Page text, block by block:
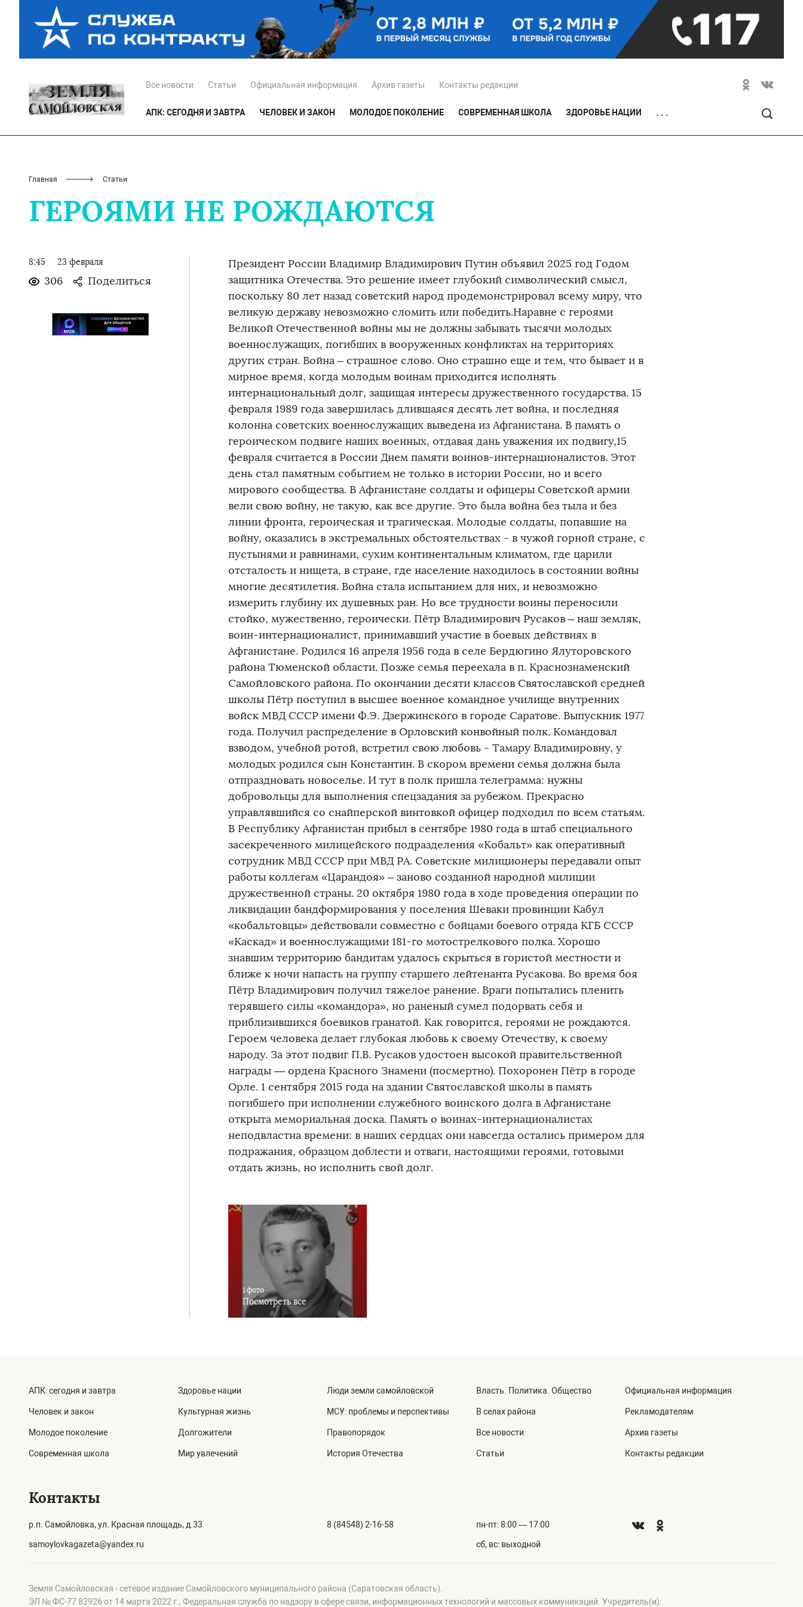
Все новости Статьи Официальная информация Архив газеты Контакты редакции
АПК: СЕГОДНЯ И ЗАВТРА ЧЕЛОВЕК И ЗАКОН МОЛОДОЕ ПОКОЛЕНИЕ СОВРЕМЕННАЯ ШКОЛА ЗДОРОВЬЕ НАЦИИ . . .
Главная Статьи
ГЕРОЯМИ НЕ РОЖДАЮТСЯ
8:45 23 февраля
306 Поделиться
Президент России Владимир Владимирович Путин объявил 2025 год Годом
защитника Отечества. Это решение имеет глубокий символический смысл,
поскольку 80 лет назад советский народ продемонстрировал всему миру, что
великую державу невозможно сломить или победить.Наравне с героями
Великой Отечественной войны мы не должны забывать тысячи молодых
военнослужащих, погибших в вооруженных конфликтах на территориях
других стран. Война – страшное слово. Оно страшно еще и тем, что бывает и в
мирное время, когда молодым воинам приходится исполнять
интернациональный долг, защищая интересы дружественного государства. 15
февраля 1989 года завершилась длившаяся десять лет война, и последняя
колонна советских военнослужащих выведена из Афганистана. В память о
героическом подвиге наших военных, отдавая дань уважения их подвигу,15
февраля считается в России Днем памяти воинов-интернационалистов. Этот
день стал памятным событием не только в истории России, но и всего
мирового сообщества. В Афганистане солдаты и офицеры Советской армии
вели свою войну, не такую, как все другие. Это была война без тыла и без
линии фронта, героическая и трагическая. Молодые солдаты, попавшие на
войну, оказались в экстремальных обстоятельствах - в чужой горной стране, с
пустынями и равнинами, сухим континентальным климатом, где царили
отсталость и нищета, в стране, где население находилось в состоянии войны
многие десятилетия. Война стала испытанием для них, и невозможно
измерить глубину их душевных ран. Но все трудности воины переносили
стойко, мужественно, героически. Пётр Владимирович Русаков – наш земляк,
воин-интернационалист, принимавший участие в боевых действиях в
Афганистане. Родился 16 апреля 1956 года в селе Бердюгино Ялуторовского
района Тюменской области. Позже семья переехала в п. Краснознаменский
Самойловского района. По окончании десяти классов Святославской средней
школы Пётр поступил в высшее военное командное училище внутренних
войск МВД СССР имени Ф.Э. Дзержинского в городе Саратове. Выпускник 1977
года. Получил распределение в Орловский конвойный полк. Командовал
взводом, учебной ротой, встретил свою любовь - Тамару Владимировну, у
молодых родился сын Константин. В скором времени семья должна была
отпраздновать новоселье. И тут в полк пришла телеграмма: нужны
добровольцы для выполнения спецзадания за рубежом. Прекрасно
управлявшийся со снайперской винтовкой офицер подходил по всем статьям.
В Республику Афганистан прибыл в сентябре 1980 года в штаб специального
засекреченного милицейского подразделения «Кобальт» как оперативный
сотрудник МВД СССР при МВД РА. Советские милиционеры передавали опыт
работы коллегам «Царандоя» – заново созданной народной милиции
дружественной страны. 20 октября 1980 года в ходе проведения операции по
ликвидации бандформирования у поселения Шеваки провинции Кабул
«кобальтовцы» действовали совместно с бойцами боевого отряда КГБ СССР
«Каскад» и военнослужащими 181-го мотострелкового полка. Хорошо
знавшим территорию бандитам удалось скрыться в гористой местности и
ближе к ночи напасть на группу старшего лейтенанта Русакова. Во время боя
Пётр Владимирович получил тяжелое ранение. Враги попытались пленить
терявшего силы «командора», но раненый сумел подорвать себя и
приблизившихся боевиков гранатой. Как говорится, героями не рождаются.
Героем человека делает глубокая любовь к своему Отечеству, к своему
народу. За этот подвиг П.В. Русаков удостоен высокой правительственной
награды — ордена Красного Знамени (посмертно). Похоронен Пётр в городе
Орле. 1 сентября 2015 года на здании Святославской школы в память
погибшего при исполнении служебного воинского долга в Афганистане
открыта мемориальная доска. Память о воинах-интернационалистах
неподвластна времени: в наших сердцах они навсегда остались примером для
подражания, образцом доблести и отваги, настоящими героями, готовыми
отдать жизнь, но исполнить свой долг.
1 фото
Посмотреть все
АПК: сегодня и завтра
Человек и закон
Молодое поколение
Современная школа
Здоровье нации
Культурная жизнь
Долгожители
Мир увлечений
Люди земли самойловской
МСУ: проблемы и перспективы
Правопорядок
История Отечества
Власть. Политика. Общество
В селах района
Все новости
Статьи
Официальная информация
Рекламодателям
Архив газеты
Контакты редакции
Контакты
р.п. Самойловка, ул. Красная площадь, д.33
samoylovkagazeta@yandex.ru
8 (84548) 2-16-58 пн-пт: 8:00 — 17:00
сб, вс: выходной
Земля Самойловская - сетевое издание Самойловского муниципального района (Саратовская область).
ЭЛ № ФС-77 82926 от 14 марта 2022 г., Федеральная служба по надзору в сфере связи, информационных технологий и массовых коммуникаций. Учредитель(и):